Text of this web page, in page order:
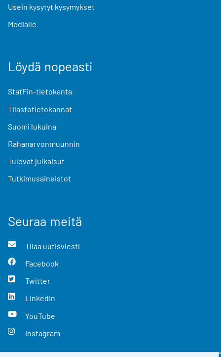
Usein kysytyt kysymykset
Medialle
Löydä nopeasti
StatFin-tietokanta
Tilastotietokannat
Suomi lukuina
Rahanarvonmuunnin
Tulevat julkaisut
Tutkimusaineistot
Seuraa meitä
Tilaa uutisviesti
Facebook
Twitter
LinkedIn
YouTube
Instagram